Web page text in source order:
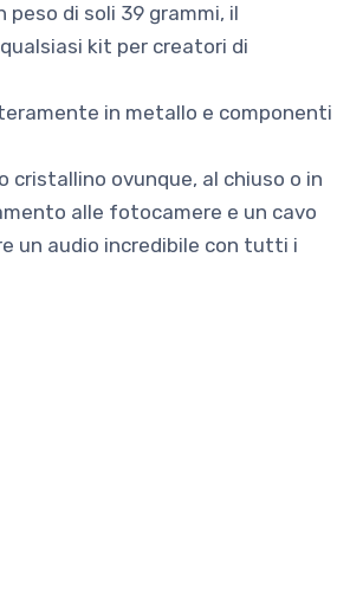
di soli 39 grammi, il
kit per creatori di
in metallo e componenti
cristallino ovunque, al chiuso o in
alle fotocamere e un cavo
un audio incredibile con tutti i